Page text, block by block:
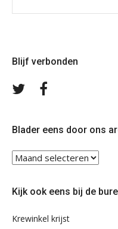
Blijf verbonden
Volg
Blader eens door ons
Blader
eens
ons
Kijk ook eens bij de
Krewinkel krijst